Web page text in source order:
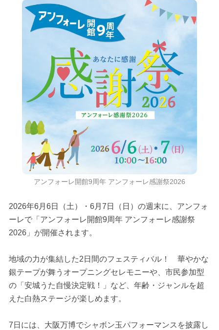
アンフォーレ開館9周年 アンフォーレ感謝祭2026
2026年6月6日（土）・6月7日（日）の週末に、アンフォ
ーレで「アンフォーレ開館9周年 アンフォーレ感謝祭
2026」が開催されます。
地域の力が集結した2日間のフェスティバル！ 華やかな
銀テープが舞うオープニングセレモニーや、市民参加型
の「安城うた自慢決定戦！」など、年齢・ジャンルを超
えた白熱ステージが楽しめます。
7日には、大阪万博でシャボン玉パフォーマンスを披露し